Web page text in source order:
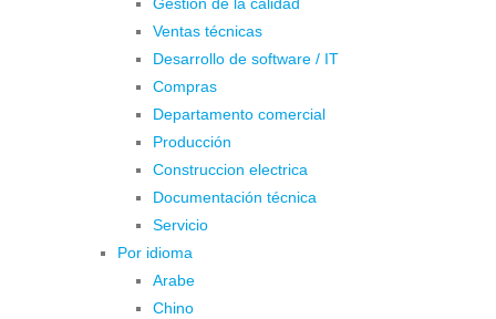
Gestión de la calidad
Ventas técnicas
Desarrollo de software / IT
Compras
Departamento comercial
Producción
Construccion electrica
Documentación técnica
Servicio
Por idioma
Arabe
Chino